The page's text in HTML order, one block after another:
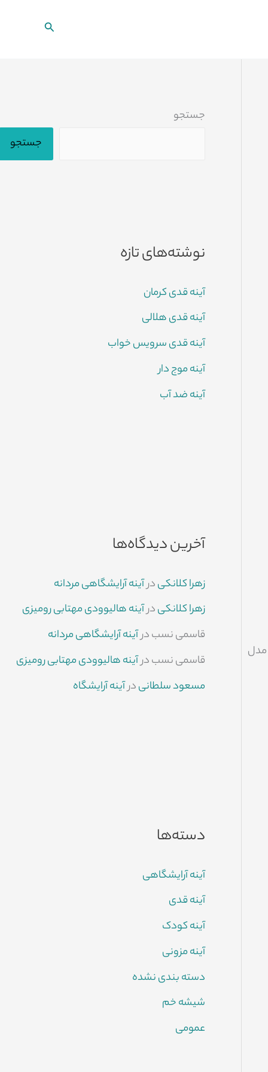
جستجو
مدل
جستجو
جستجو
نوشته‌های تازه
آینه قدی کرمان
آینه قدی هلالی
آینه قدی سرویس خواب
آینه موج دار
آینه ضد آب
آخرین دیدگاه‌ها
زهرا کلانکیدرآینه آرایشگاهی مردانه
زهرا کلانکیدرآینه هالیوودی مهتابی رومیزی
قاسمی نسبدرآینه آرایشگاهی مردانه
قاسمی نسبدرآینه هالیوودی مهتابی رومیزی
مسعود سلطانیدرآینه آرایشگاه
دسته‌ها
آینه آرایشگاهی
آینه قدی
آینه کودک
آینه مزونی
دسته بندی نشده
شیشه خم
عمومی